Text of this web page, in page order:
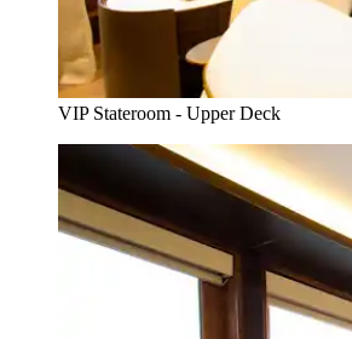
VIP Stateroom - Upper Deck